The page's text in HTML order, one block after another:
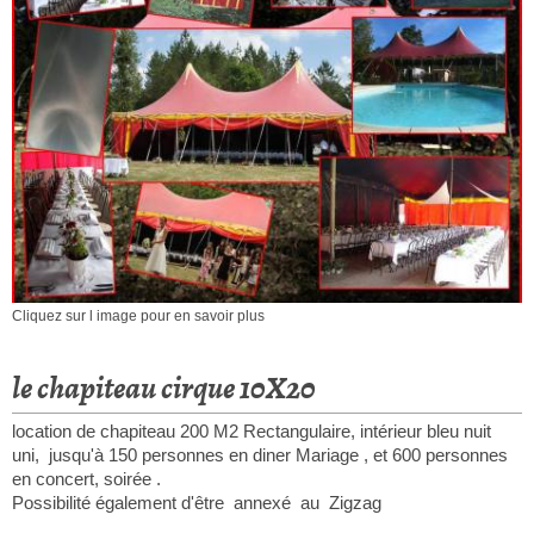
Cliquez sur l image pour en savoir plus
le chapiteau cirque 10X20
location de chapiteau 200 M2 Rectangulaire, intérieur bleu nuit
uni, jusqu'à 150 personnes en diner Mariage , et 600 personnes
en concert, soirée .
Possibilité également d'être annexé au Zigzag